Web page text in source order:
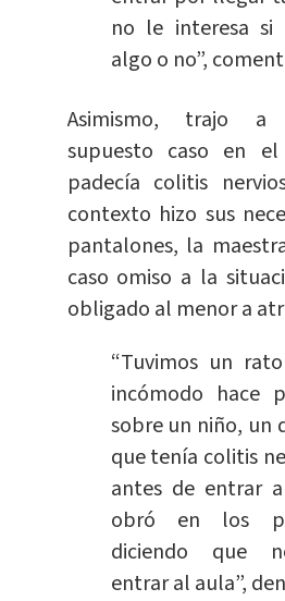
no le interesa si
algo o no”,
Asimismo, trajo a
supuesto caso en
padecía colitis
contexto hizo sus
pantalones, la
caso omiso a la
obligado al menor a
“Tuvimos un
incómodo hace
sobre un niño, un
que tenía colitis
antes de entrar
obró en los
diciendo que
entrar al aula”,